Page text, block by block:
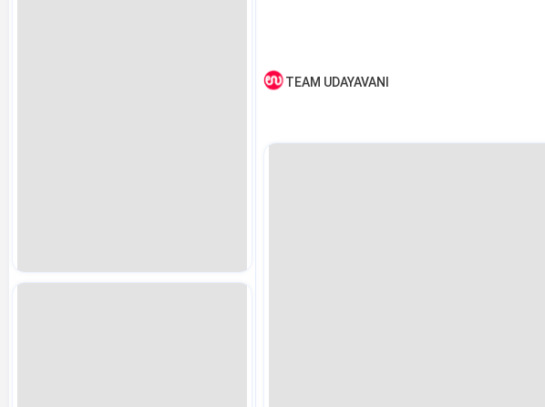
TEAM UDAYAVANI